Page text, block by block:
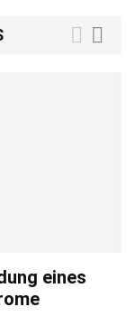
eines